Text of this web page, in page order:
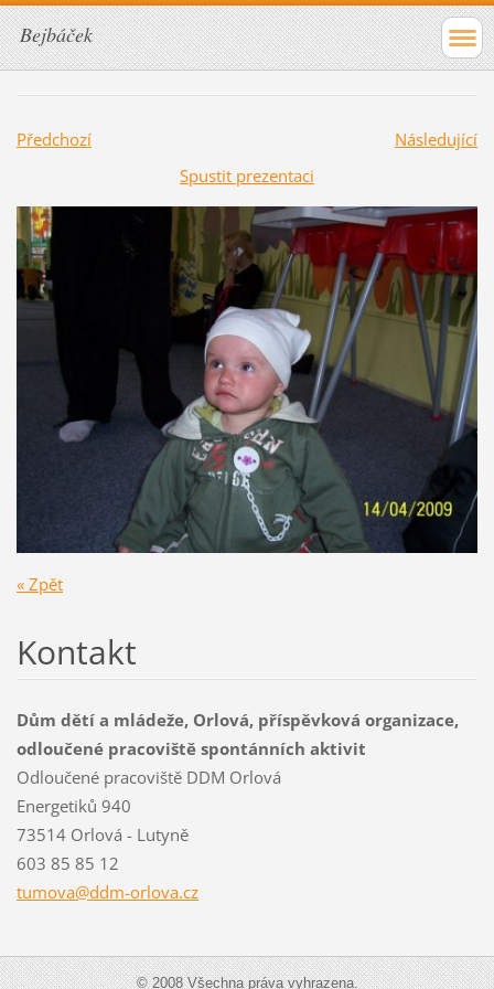
Bejbáček
Předchozí
Následující
Spustit prezentaci
« Zpět
Kontakt
Dům dětí a mládeže, Orlová, příspěvková organizace,
odloučené pracoviště spontánních aktivit
Odloučené pracoviště DDM Orlová
Energetiků 940
73514 Orlová - Lutyně
603 85 85 12
tumova@ddm-orlova.cz
© 2008 Všechna práva vyhrazena.